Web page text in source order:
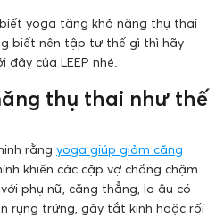
yoga tăng khả năng thụ thai
biết nên tập tư thế gì thì hãy
của LEEP nhé.
thụ thai như thế
rằng yoga giúp giảm căng
khiến các cặp vợ chồng chậm
phụ nữ, căng thẳng, lo âu có
rụng trứng, gây tắt kinh hoặc rối